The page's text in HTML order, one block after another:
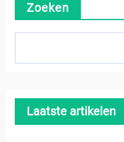
Zoeken
Laatste artikelen